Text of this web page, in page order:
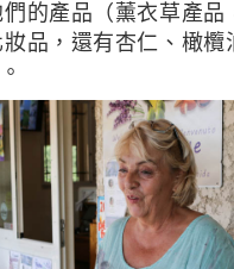
的產品（薰衣草產品
品，還有杏仁、橄欖